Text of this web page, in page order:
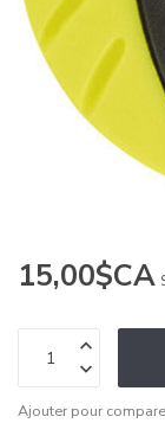
15,00$CA
Ajouter pour